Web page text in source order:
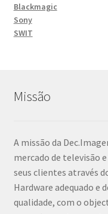
Blackmagic
Sony
SWIT
Missão
A missão da
mercado de televisão
seus clientes através
Hardware adequado e
qualidade, com o